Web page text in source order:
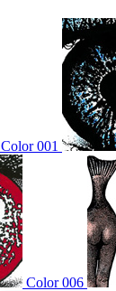
Color 001
Color 006